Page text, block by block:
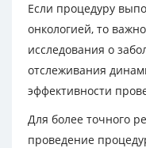
Если процедуру
онкологией, то
исследования о
отслеживания
эффективности
Для более точного
проведение